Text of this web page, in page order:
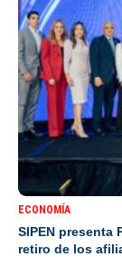
ECONOMÍA
SIPEN presenta
retiro de los